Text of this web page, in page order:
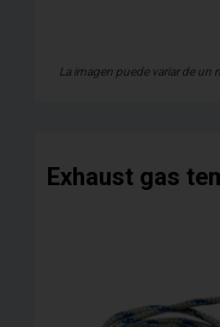
La imagen puede variar de un
Exhaust gas